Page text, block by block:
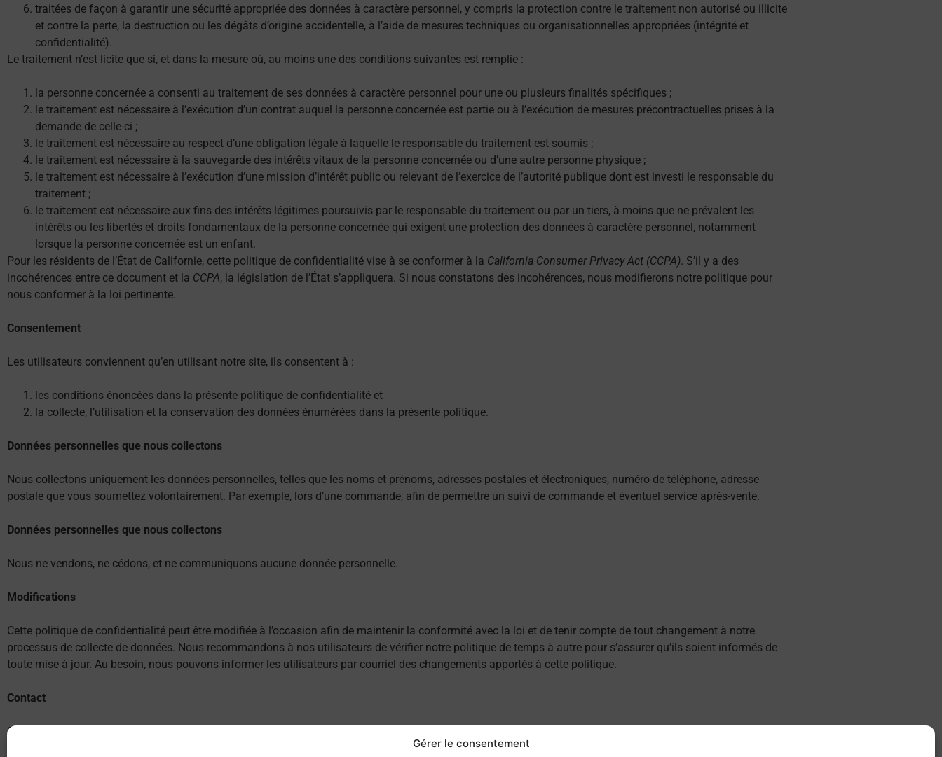
Gérer le consentement
traitées de façon à garantir une sécurité appropriée des données à caractère personnel, y compris la protection contre le traitement non autorisé ou illicite
et contre la perte, la destruction ou les dégâts d’origine accidentelle, à l’aide de mesures techniques ou organisationnelles appropriées (intégrité et
confidentialité).
Le traitement n’est licite que si, et dans la mesure où, au moins une des conditions suivantes est remplie :
la personne concernée a consenti au traitement de ses données à caractère personnel pour une ou plusieurs finalités spécifiques ;
le traitement est nécessaire à l’exécution d’un contrat auquel la personne concernée est partie ou à l’exécution de mesures précontractuelles prises à la
demande de celle-ci ;
le traitement est nécessaire au respect d’une obligation légale à laquelle le responsable du traitement est soumis ;
le traitement est nécessaire à la sauvegarde des intérêts vitaux de la personne concernée ou d’une autre personne physique ;
le traitement est nécessaire à l’exécution d’une mission d’intérêt public ou relevant de l’exercice de l’autorité publique dont est investi le responsable du
traitement ;
le traitement est nécessaire aux fins des intérêts légitimes poursuivis par le responsable du traitement ou par un tiers, à moins que ne prévalent les
intérêts ou les libertés et droits fondamentaux de la personne concernée qui exigent une protection des données à caractère personnel, notamment
lorsque la personne concernée est un enfant.
Pour les résidents de l’État de Californie, cette politique de confidentialité vise à se conformer à la California Consumer Privacy Act (CCPA). S’il y a des
incohérences entre ce document et la CCPA, la législation de l’État s’appliquera. Si nous constatons des incohérences, nous modifierons notre politique pour
nous conformer à la loi pertinente.
Consentement
Les utilisateurs conviennent qu’en utilisant notre site, ils consentent à :
les conditions énoncées dans la présente politique de confidentialité et
la collecte, l’utilisation et la conservation des données énumérées dans la présente politique.
Données personnelles que nous collectons
Nous collectons uniquement les données personnelles, telles que les noms et prénoms, adresses postales et électroniques, numéro de téléphone, adresse
postale que vous soumettez volontairement. Par exemple, lors d’une commande, afin de permettre un suivi de commande et éventuel service après-vente.
Données personnelles que nous collectons
Nous ne vendons, ne cédons, et ne communiquons aucune donnée personnelle.
Modifications
Cette politique de confidentialité peut être modifiée à l’occasion afin de maintenir la conformité avec la loi et de tenir compte de tout changement à notre
processus de collecte de données. Nous recommandons à nos utilisateurs de vérifier notre politique de temps à autre pour s’assurer qu’ils soient informés de
toute mise à jour. Au besoin, nous pouvons informer les utilisateurs par courriel des changements apportés à cette politique.
Contact
Si vous avez des questions à nous poser, n’hésitez pas à communiquer avec nous en utilisant ce qui suit :